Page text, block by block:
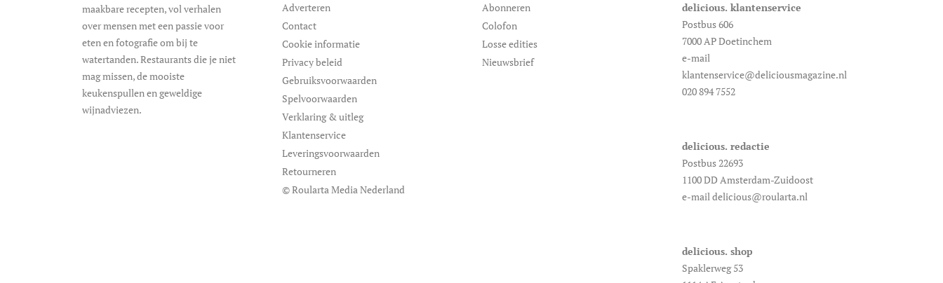
maakbare recepten, vol verhalen
over mensen met een passie voor
eten en fotografie om bij te
watertanden. Restaurants die je niet
mag missen, de mooiste
keukenspullen en geweldige
wijnadviezen.
Adverteren
Contact
Cookie informatie
Privacy beleid
Gebruiksvoorwaarden
Spelvoorwaarden
Verklaring & uitleg
Klantenservice
Leveringsvoorwaarden
Retourneren
© Roularta Media Nederland
Abonneren
Colofon
Losse edities
Nieuwsbrief
delicious. klantenservice
Postbus 606
7000 AP Doetinchem
e-mail
klantenservice@deliciousmagazine.nl
020 894 7552
delicious. redactie
Postbus 22693
1100 DD Amsterdam-Zuidoost
e-mail delicious@roularta.nl
delicious. shop
Spaklerweg 53